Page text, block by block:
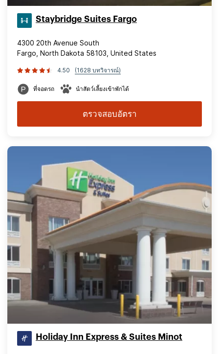
Staybridge Suites Fargo
4300 20th Avenue South
Fargo, North Dakota 58103, United States
4.50 (1628 บทวิจารณ์)
ที่จอดรถ นำสัตว์เลี้ยงเข้าพักได้
ตรวจสอบอัตรา
Holiday Inn Express & Suites Minot